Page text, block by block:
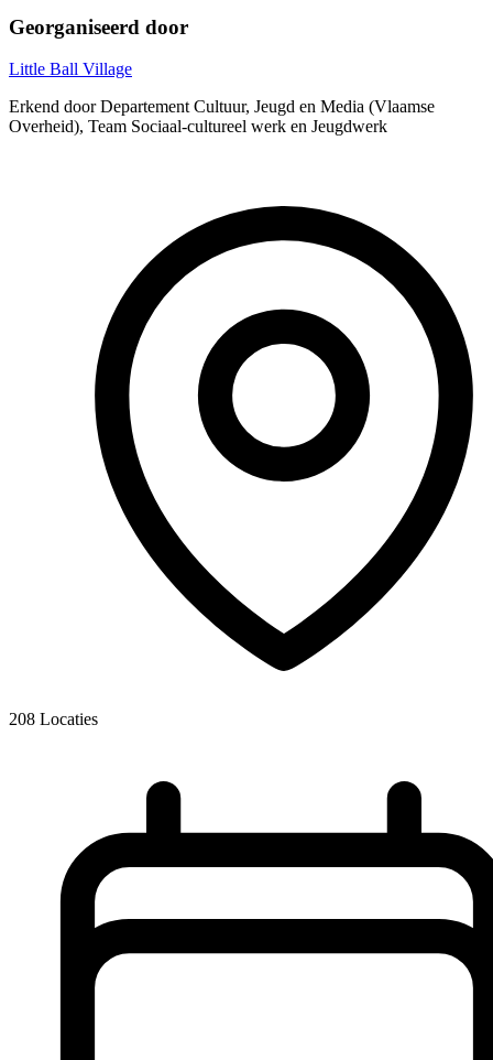
Georganiseerd door
Little Ball Village
Erkend door Departement Cultuur, Jeugd en Media (Vlaamse
Overheid), Team Sociaal-cultureel werk en Jeugdwerk
208 Locaties